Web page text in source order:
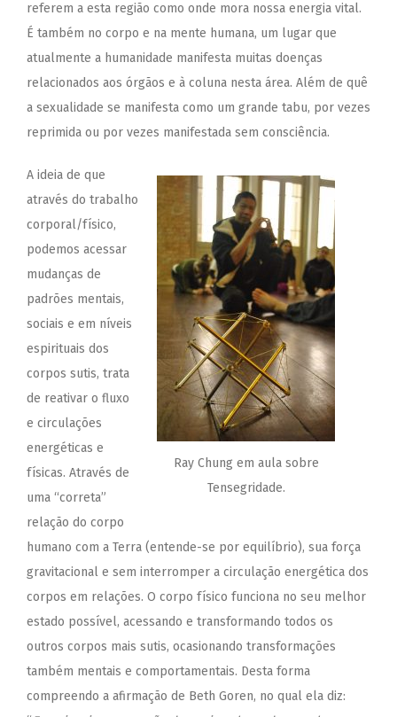
referem a esta região como onde mora nossa energia vital.
É também no corpo e na mente humana, um lugar que
atualmente a humanidade manifesta muitas doenças
relacionados aos órgãos e à coluna nesta área. Além de quê
a sexualidade se manifesta como um grande tabu, por vezes
reprimida ou por vezes manifestada sem consciência.
Ray Chung em aula sobre
Tensegridade.
A ideia de que
através do trabalho
corporal/físico,
podemos acessar
mudanças de
padrões mentais,
sociais e em níveis
espirituais dos
corpos sutis, trata
de reativar o fluxo
e circulações
energéticas e
físicas. Através de
uma “correta”
relação do corpo
humano com a Terra (entende-se por equilíbrio), sua força
gravitacional e sem interromper a circulação energética dos
corpos em relações. O corpo físico funciona no seu melhor
estado possível, acessando e transformando todos os
outros corpos mais sutis, ocasionando transformações
também mentais e comportamentais. Desta forma
compreendo a afirmação de Beth Goren, no qual ela diz: